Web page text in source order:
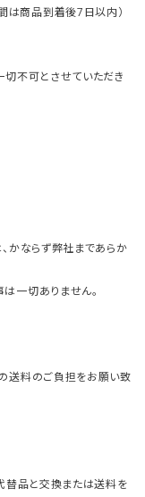
は商品到着後7日以内）
不可とさせていただき
かならず弊社まであらか
一切ありません。
送料のご負担をお願い致
替品と交換または送料を